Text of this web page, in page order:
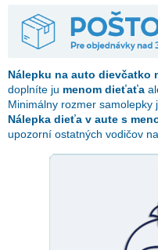
Nálepku na auto dievčatko
doplníte ju menom dieťaťa
Minimálny rozmer samolepky
Nálepka dieťa v aute s
upozorní ostatných vodičov